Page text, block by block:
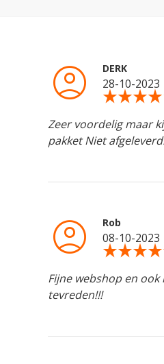
account_circle DERK
28-10-2023
star_ratestar_ratestar_rate
Zeer voordelig maar
pakket Niet
account_circle Rob
08-10-2023
star_ratestar_ratestar_rate
Fijne webshop en
tevreden!!!